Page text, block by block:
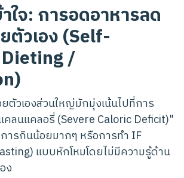
ใจ: การอดอาหารลด
ตัวเอง (Self-
/
ตัวเองส่วนใหญ่มักมุ่งเน้นไปที่การ
คลนแคลอรี่ (Severe Caloric Deficit)"
ารกินน้อยมากๆ หรือการทำ IF
แบบหักโหมโดยไม่มีความรู้ด้าน
ง